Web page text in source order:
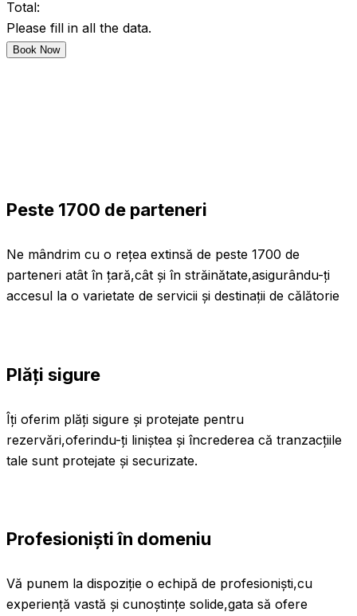
Total:
Please fill in all the data.
Book Now
Peste 1700 de parteneri
Ne mândrim cu o rețea extinsă de peste 1700 de
parteneri atât în țară,cât și în străinătate,asigurându-ți
accesul la o varietate de servicii și destinații de călătorie
Plăți sigure
Îți oferim plăți sigure și protejate pentru
rezervări,oferindu-ți liniștea și încrederea că tranzacțiile
tale sunt protejate și securizate.
Profesioniști în domeniu
Vă punem la dispoziție o echipă de profesioniști,cu
experiență vastă și cunoștințe solide,gata să ofere